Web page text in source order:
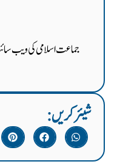
جماعت اسلامی کی ویب
:شیئر کریں